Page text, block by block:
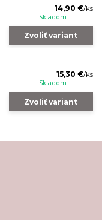
14,90 €/ks
Skladom
Zvoliť variant
15,30 €/ks
Skladom
Zvoliť variant